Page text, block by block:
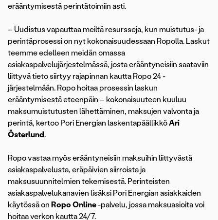
erääntymisestä perintätoimiin asti.
– Uudistus vapauttaa meiltä resursseja, kun muistutus- ja
perintäprosessi on nyt kokonaisuudessaan Ropolla. Laskut
teemme edelleen meidän omassa
asiakaspalvelujärjestelmässä, josta erääntyneisiin saataviin
liittyvä tieto siirtyy rajapinnan kautta Ropo 24 -
järjestelmään. Ropo hoitaa prosessin laskun
erääntymisestä eteenpäin – kokonaisuuteen kuuluu
maksumuistutusten lähettäminen, maksujen valvonta ja
perintä, kertoo Pori Energian laskentapäällikköAri
Österlund.
Ropo vastaa myös erääntyneisiin maksuihin liittyvästä
asiakaspalvelusta, eräpäivien siirroista ja
maksusuunnitelmien tekemisestä. Perinteisten
asiakaspalvelukanavien lisäksi Pori Energian asiakkaiden
käytössä on Ropo Online-palvelu, jossa maksuasioita voi
hoitaa verkon kautta 24/7.